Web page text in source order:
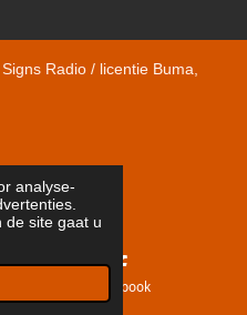
analyse-
de site gaat u
Radio / licentie Buma,
Facebook